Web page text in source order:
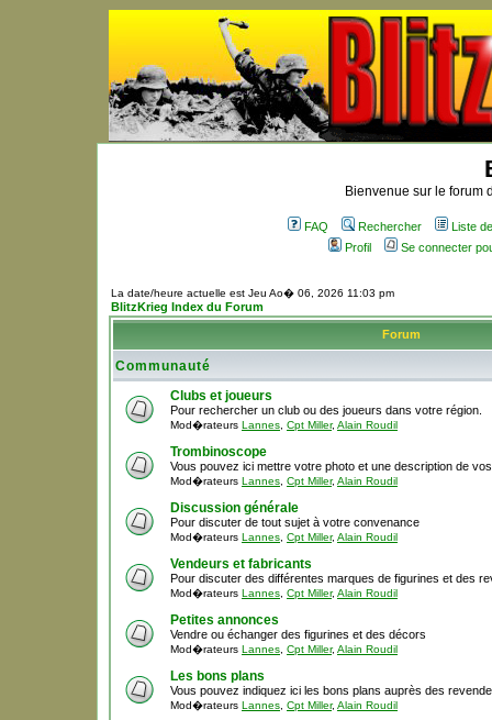
Bienvenue sur le forum
FAQ Rechercher
Liste
Profil
Se connecter
La date/heure actuelle est Jeu Ao� 06, 2026 11:03 pm
BlitzKrieg Index du Forum
Forum
Communauté
Clubs et joueurs
Pour rechercher un club ou des joueurs dans votre région.
Mod�rateurs Lannes Cpt Miller, Alain Roudil
Trombinoscope
Vous pouvez ici mettre votre photo et une description de
Mod�rateurs Lannes Cpt Miller, Alain Roudil
Discussion générale
Pour discuter de tout sujet à votre convenance
Mod�rateurs Lannes Cpt Miller, Alain Roudil
Vendeurs et fabricants
Pour discuter des différentes marques de figurines et des
Mod�rateurs Lannes Cpt Miller, Alain Roudil
Petites annonces
Vendre ou échanger des figurines et des décors
Mod�rateurs Lannes Cpt Miller, Alain Roudil
Les bons plans
Vous pouvez indiquez ici les bons plans auprès des
Mod�rateurs Lannes Cpt Miller, Alain Roudil